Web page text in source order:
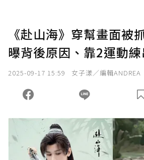
《赴山海》穿幫畫面被
曝背後原因、靠2運動
2025-09-17 15:59 女子漾／編輯ANDREA